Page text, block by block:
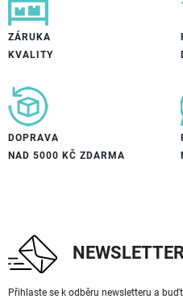
ZÁRUKA
KVALITY
DOPRAVA
NAD 5000 KČ ZDARMA
NEWSLETTER
Přihlaste se k odběru newsletteru a